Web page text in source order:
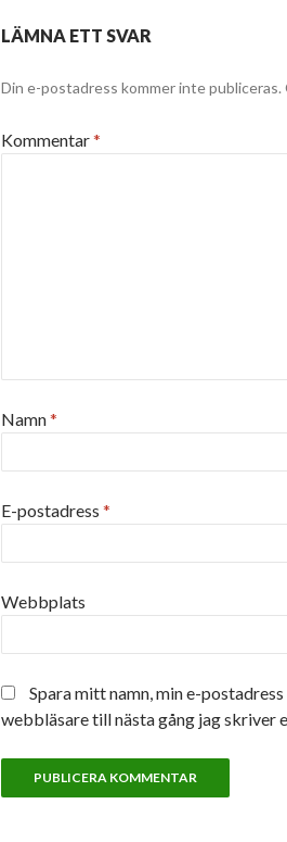
LÄMNA ETT SVAR
Din e-postadress kommer inte publiceras.
Kommentar*
Namn*
E-postadress *
Webbplats
Spara mitt namn, min e-
webbläsare till nästa gång jag skriver